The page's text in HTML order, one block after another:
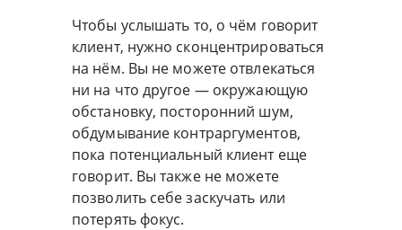
Чтобы услышать то, о чём говорит
клиент, нужно сконцентрироваться
на нём. Вы не можете отвлекаться
ни на что другое — окружающую
обстановку, посторонний шум,
обдумывание контраргументов,
пока потенциальный клиент еще
говорит. Вы также не можете
позволить себе заскучать или
потерять фокус.